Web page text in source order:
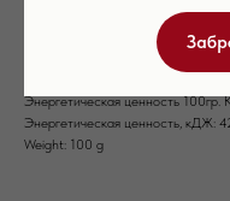
Энергетическая ценность 100гр.
Энергетическая ценность, кДЖ:
Weight: 100 g